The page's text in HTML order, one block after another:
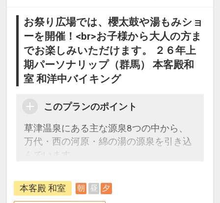
お祭り広場では、櫻太鼓や湯もみショ
ーを開催！<br>お子様から大人の方ま
でお楽しみいただけます。 ２６年上
期パーソナリップ（群馬） 本客殿和
室 和洋中バイキング
このプランのポイント
草津温泉にある主な源泉8つの中から、
万代・西の河原・綿の湯の源泉を引き込
んでいます。
疲れを癒してください。
本客殿 和室 朝 昼 夕